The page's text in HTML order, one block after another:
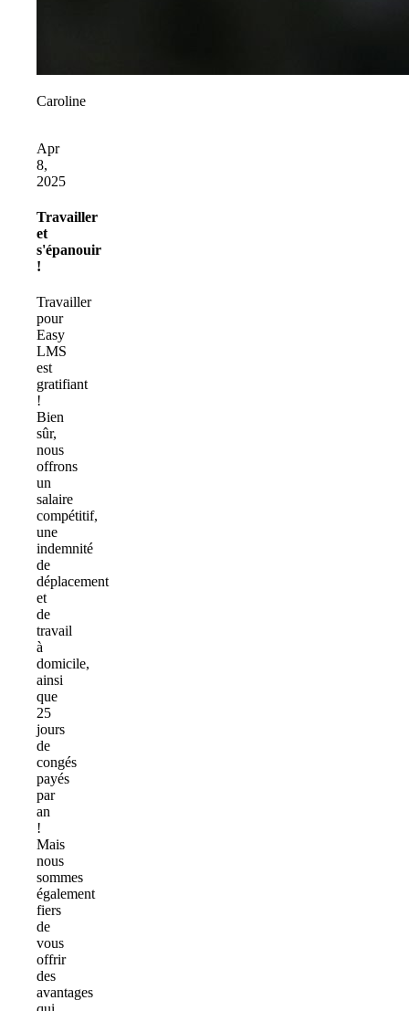
Caroline
Apr
8,
2025
Travailler
et
s'épanouir
!
Travailler
pour
Easy
LMS
est
gratifiant
!
Bien
sûr,
nous
offrons
un
salaire
compétitif,
une
indemnité
de
déplacement
et
de
travail
à
domicile,
ainsi
que
25
jours
de
congés
payés
par
an
!
Mais
nous
sommes
également
fiers
de
vous
offrir
des
avantages